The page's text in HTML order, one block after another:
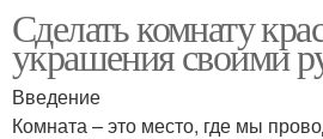
Сделать комнату
украшения своими
Введение
Комната – это место, где мы